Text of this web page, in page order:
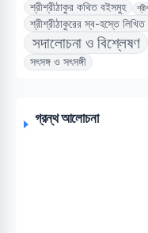
শ্রীশ্রীঠাকুর কথিত বইসমুহ
শ্রীশ্রীঠাকুরের স্ব-হস্তে
সদালোচনা ও বিশ্লেষণ
সৎসঙ্গ ও সৎসঙ্গী
গ্রন্থ আলোচনা